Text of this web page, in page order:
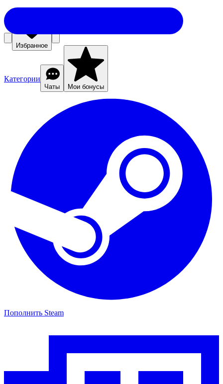
Избранное
Категории
Чаты Мои бонусы
Пополнить Steam